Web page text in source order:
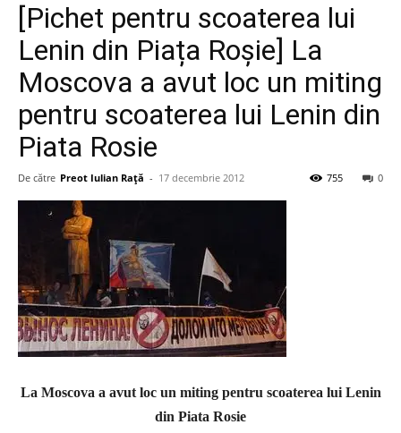
[Pichet pentru scoaterea lui
Lenin din Piața Roșie] La
Moscova a avut loc un miting
pentru scoaterea lui Lenin din
Piata Rosie
De către Preot Iulian Raţă - 17 decembrie 2012 0
755
La Moscova a avut loc un miting pentru scoaterea lui Lenin
din Piata Rosie